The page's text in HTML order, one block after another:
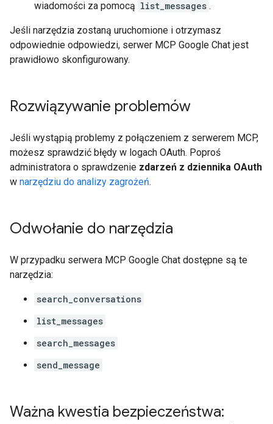
wiadomości za pomocą list_messages .
Jeśli narzędzia zostaną uruchomione i otrzymasz
odpowiednie odpowiedzi, serwer MCP Google Chat jest
prawidłowo skonfigurowany.
Rozwiązywanie problemów
Jeśli wystąpią problemy z połączeniem z serwerem MCP,
możesz sprawdzić błędy w logach OAuth. Poproś
administratora o sprawdzenie zdarzeń z dziennika OAuth
w narzędziu do analizy zagrożeń.
Odwołanie do narzędzia
W przypadku serwera MCP Google Chat dostępne są te
narzędzia:
search_conversations
list_messages
search_messages
send_message
Ważna kwestia bezpieczeństwa: